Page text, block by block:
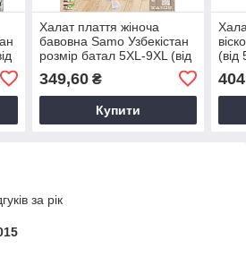
Халат плаття жіноча
бавовна Samo Узбекiстан
розмір батал 5XL-9XL (від
349,60₴
Купити
(від
за рік